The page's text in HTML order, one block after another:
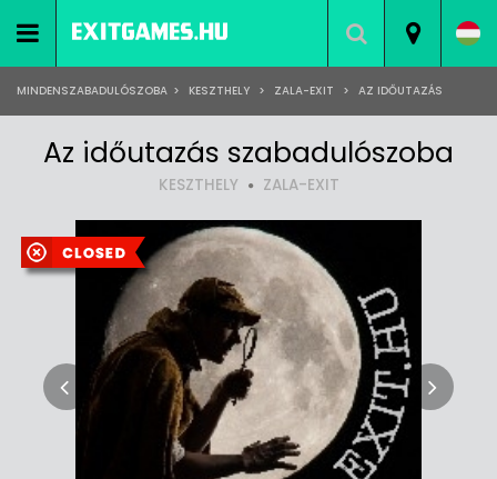
MINDENSZABADULÓSZOBA > KESZTHELY > ZALA-EXIT > AZ IDŐUTAZÁS
Az időutazás szabadulószoba
KESZTHELY ZALA-EXIT